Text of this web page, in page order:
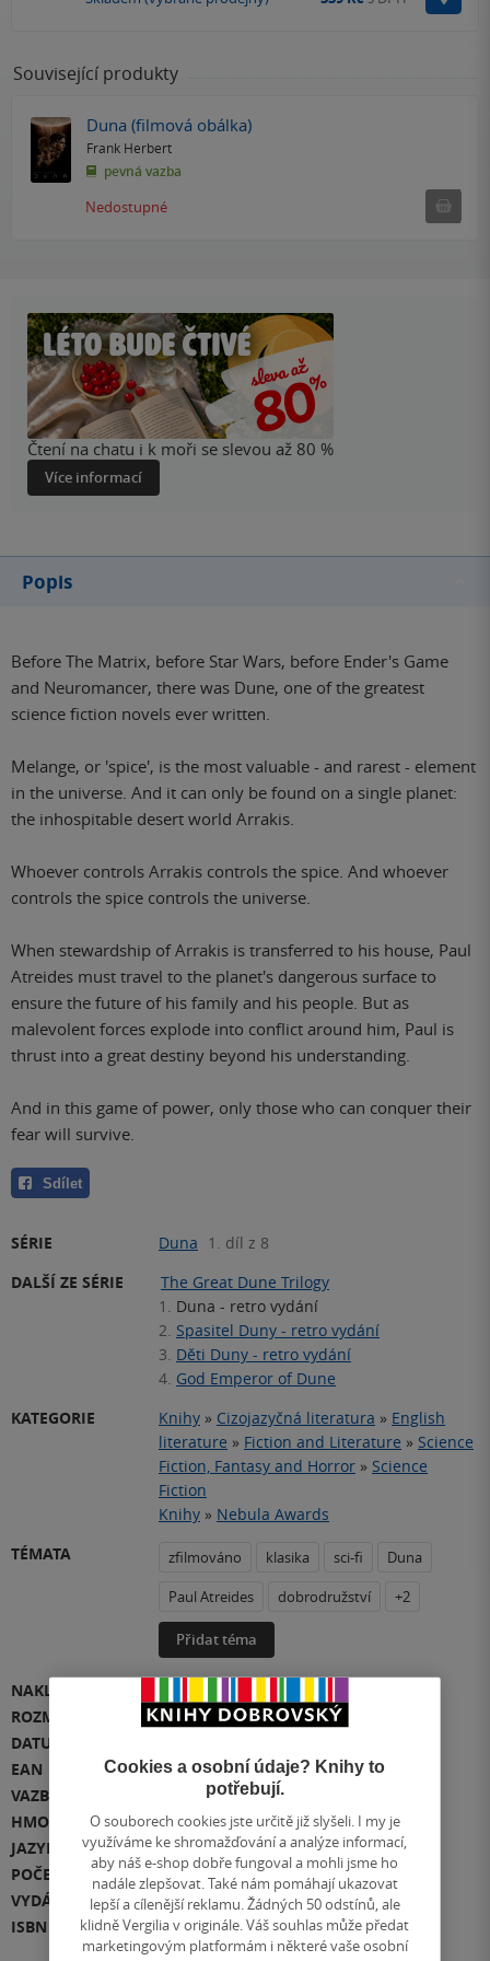
Související produkty
Duna (filmová obálka)
Frank Herbert
pevná vazba
Nedostupné
Čtení na chatu i k moři se slevou až 80 %
Více informací
Popis
Before The Matrix, before Star Wars, before Ender's Game
and Neuromancer, there was Dune, one of the greatest
science fiction novels ever written.
Melange, or 'spice', is the most valuable - and rarest - element
in the universe. And it can only be found on a single planet:
the inhospitable desert world Arrakis.
Whoever controls Arrakis controls the spice. And whoever
controls the spice controls the universe.
When stewardship of Arrakis is transferred to his house, Paul
Atreides must travel to the planet's dangerous surface to
ensure the future of his family and his people. But as
malevolent forces explode into conflict around him, Paul is
thrust into a great destiny beyond his understanding.
And in this game of power, only those who can conquer their
fear will survive.
Sdílet
SÉRIE Duna 1. díl z 8
DALŠÍ ZE SÉRIE
The Great Dune Trilogy
1. Duna - retro vydání
2. Spasitel Duny - retro vydání
3. Děti Duny - retro vydání
4. God Emperor of Dune
KATEGORIE
Knihy » Cizojazyčná literatura » English
literature » Fiction and Literature » Science
Fiction, Fantasy and Horror » Science
Fiction
Knihy » Nebula Awards
TÉMATA
zfilmováno klasika sci-fi
Duna
Paul Atreides
dobrodružství +2
Přidat téma
NAKLADATEL
ROZMĚR
196 x 130 x 40
DATUM VYDÁNÍ
EAN
9781529347852
VAZBA
měkká vazba
HMOTNOST
406 g
JAZYK
angličtina
POČET STRAN
592
VYDÁNÍ
1
ISBN
978-1-5293-4785-2
Cookies a osobní údaje? Knihy to
potřebují.
O souborech cookies jste určitě již slyšeli. I my je
využíváme ke shromažďování a analýze informací,
aby náš e-shop dobře fungoval a mohli jsme ho
nadále zlepšovat. Také nám pomáhají ukazovat
lepší a cílenější reklamu. Žádných 50 odstínů, ale
klidně Vergilia v originále. Váš souhlas může předat
marketingovým platformám i některé vaše osobní